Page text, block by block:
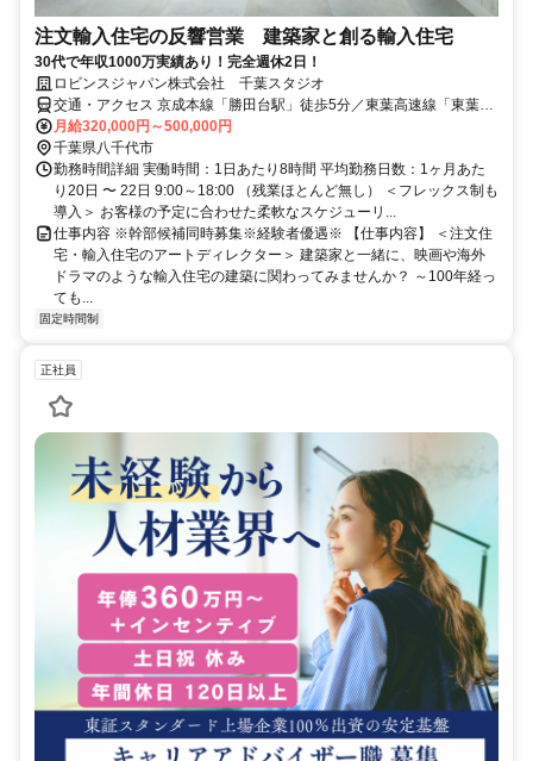
注文輸入住宅の反響営業 建築家と創る輸入住宅
30代で年収1000万実績あり！完全週休2日！
ロビンスジャパン株式会社 千葉スタジオ
交通・アクセス 京成本線「勝田台駅」徒歩5分／東葉高速線「東葉勝
田台駅」徒歩2分
月給320,000円～500,000円
千葉県八千代市
勤務時間詳細 実働時間：1日あたり8時間 平均勤務日数：1ヶ月あた
り20日 〜 22日 9:00～18:00 （残業ほとんど無し） ＜フレックス制も
導入＞ お客様の予定に合わせた柔軟なスケジューリ...
仕事内容 ※幹部候補同時募集※経験者優遇※ 【仕事内容】 ＜注文住
宅・輸入住宅のアートディレクター＞ 建築家と一緒に、映画や海外
ドラマのような輸入住宅の建築に関わってみませんか？ ～100年経っ
ても...
固定時間制
正社員